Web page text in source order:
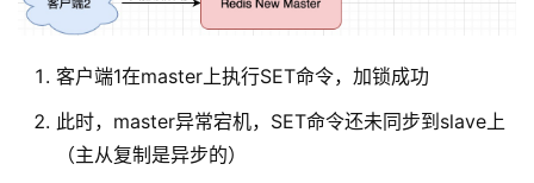
客户端1在master上执行SET命令，加锁成功
此时，master异常宕机，SET命令还未同步到slave上
（主从复制是异步的）